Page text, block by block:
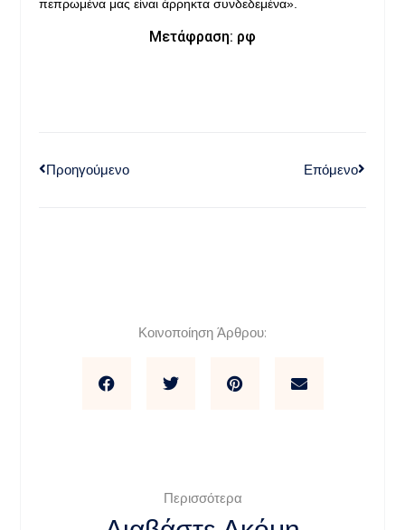
πεπρωμένα μας είναι άρρηκτα συνδεδεμένα».
Μετάφραση: ρφ
Προηγούμενο Επόμενο
Κοινοποίηση Άρθρου:
Περισσότερα